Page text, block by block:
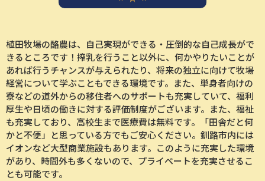
植田牧場の酪農は、自己実現ができる・圧倒的な自己成長がで
きるところです！搾乳を行うこと以外に、何かやりたいことが
あれば行うチャンスが与えられたり、将来の独立に向けて牧場
経営について学ぶこともできる環境です。また、単身者向けの
寮などの道外からの移住者へのサポートも充実していて、福利
厚生や日頃の働きに対する評価制度がございます。また、福祉
も充実しており、高校生まで医療費は無料です。「田舎だと何
かと不便」と思っている方でもご安心ください。釧路市内には
イオンなど大型商業施設もあります。このように充実した環境
があり、時間外も多くないので、プライベートを充実させるこ
とも可能です。